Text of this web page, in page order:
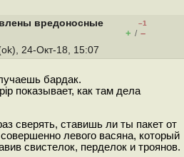
вредоносные
–1
+ / –
24-Окт-18, 15:07
бардак.
показывает, как там дела
сверять, ставишь ли ты пакет от
левого васяна, который
свистелок, перделок и троянов.